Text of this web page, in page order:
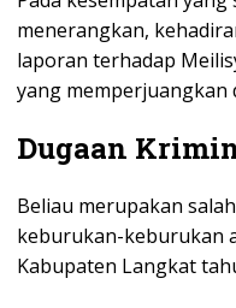
menerangkan,
laporan terhadap
yang memperjuangkan
Dugaan
Beliau merupakan
keburukan-keburukan
Kabupaten Langkat